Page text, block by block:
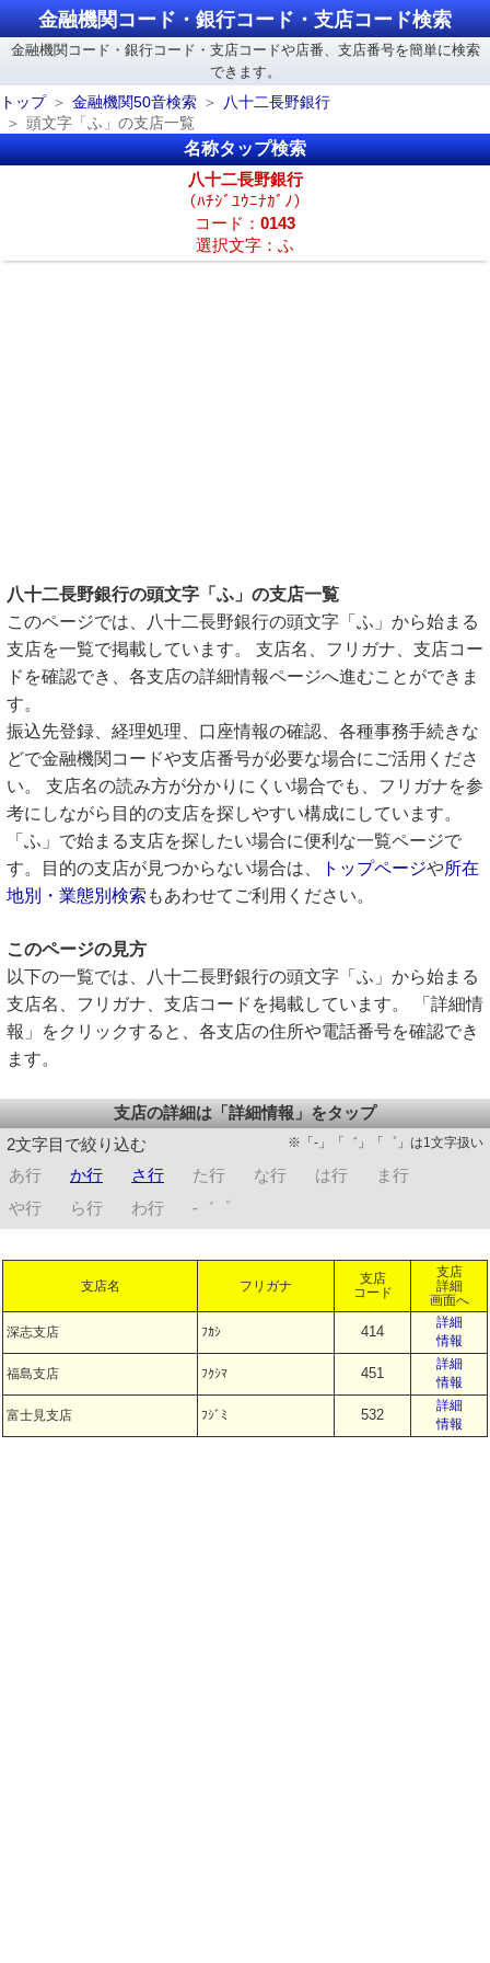
金融機関コード・銀行コード・支店コード検索
金融機関コード・銀行コード・支店コードや店番、支店番号を簡単に検索
できます。
トップ
金融機関50音検索
八十二長野銀行
頭文字「ふ」の支店一覧
名称タップ検索
八十二長野銀行
（ﾊﾁｼﾞﾕｳﾆﾅｶﾞﾉ）
コード： 0143
選択文字：ふ
八十二長野銀行の頭文字「ふ」の支店一覧
このページでは、八十二長野銀行の頭文字「ふ」から始まる
支店を一覧で掲載しています。 支店名、フリガナ、支店コー
ドを確認でき、各支店の詳細情報ページへ進むことができま
す。
振込先登録、経理処理、口座情報の確認、各種事務手続きな
どで金融機関コードや支店番号が必要な場合にご活用くださ
い。 支店名の読み方が分かりにくい場合でも、フリガナを参
考にしながら目的の支店を探しやすい構成にしています。
「ふ」で始まる支店を探したい場合に便利な一覧ページで
す。目的の支店が見つからない場合は、
トップページや所在
地別・業態別検索 もあわせてご利用ください。
このページの見方
以下の一覧では、八十二長野銀行の頭文字「ふ」から始まる
支店名、フリガナ、支店コードを掲載しています。 「詳細情
報」をクリックすると、各支店の住所や電話番号を確認でき
ます。
支店の詳細は「詳細情報」をタップ
2文字目で絞り込む
※「-」「゛」「゜」は1文字扱い
あ行 か行 さ行 た行 な行 は行
ま行
や行
ら行 わ行 -゛゜
支店名 フリガナ
支店
コード
支店
詳細
画面へ
深志支店 ﾌｶｼ 414
詳細
情報
福島支店 ﾌｸｼﾏ 451
詳細
情報
富士見支店 ﾌｼﾞﾐ 532
詳細
情報